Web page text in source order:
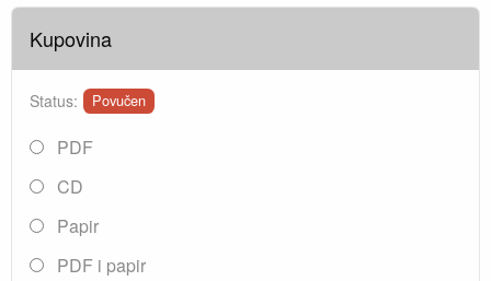
Kupovina
Status: Povučen
PDF
CD
Papir
PDF i papir